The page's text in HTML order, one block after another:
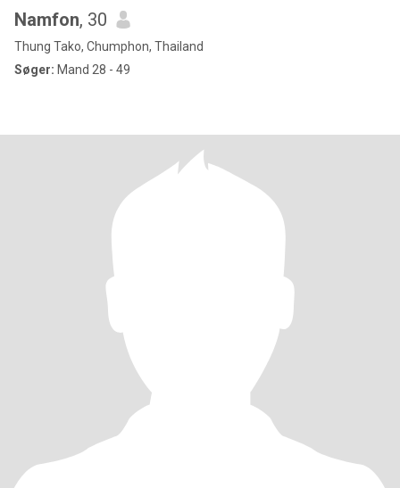
Namfon, 30
Thung Tako, Chumphon, Thailand
Søger: Mand 28 - 49